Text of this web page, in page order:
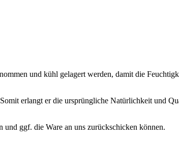
und kühl gelagert werden, damit die
erlangt er die ursprüngliche Natürlichkeit und
und ggf. die Ware an uns zurückschicken können.